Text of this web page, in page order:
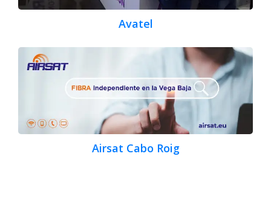
Avatel
Airsat Cabo Roig